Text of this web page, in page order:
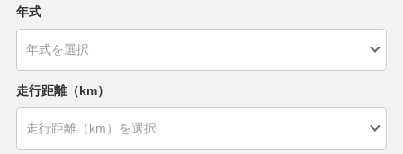
年式
走行距離（km）